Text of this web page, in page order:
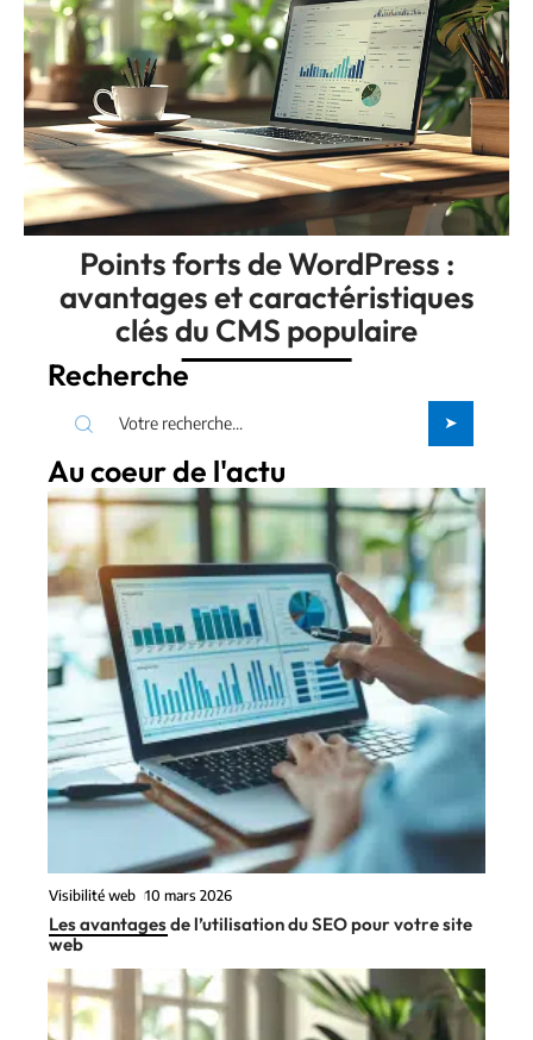
Points forts de WordPress :
avantages et caractéristiques
clés du CMS populaire
Recherche
Au coeur de l'actu
Visibilité web 10 mars 2026
Les avantages de l’utilisation du SEO pour votre site
web